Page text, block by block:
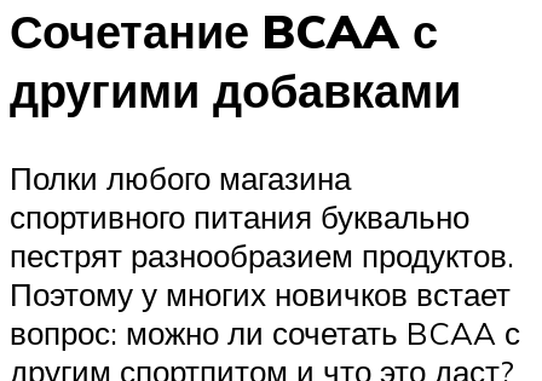
Сочетание BCAA с
другими добавками
Полки любого магазина
спортивного питания буквально
пестрят разнообразием продуктов.
Поэтому у многих новичков встает
вопрос: можно ли сочетать BCAA с
другим спортпитом и что это даст?